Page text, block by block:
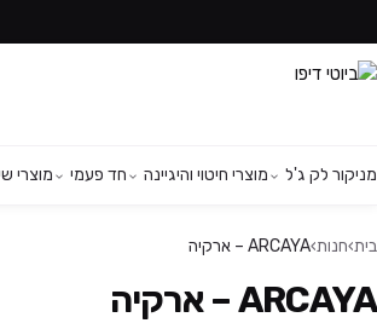
מניקור לק ג'ל מוצרי חיטוי והיגיינה חד פעמי מוצרי
בית›חנות›ARCAYA – ארקיה
ARCAYA – ארקיה